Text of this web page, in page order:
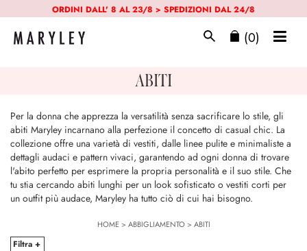
ORDINI DALL' 8 AL 23/8 > SPEDIZIONI DAL 24/8
(0)
ABITI
Per la donna che apprezza la versatilità senza sacrificare lo stile, gli
abiti Maryley incarnano alla perfezione il concetto di casual chic. La
collezione offre una varietà di vestiti, dalle linee pulite e minimaliste a
dettagli audaci e pattern vivaci, garantendo ad ogni donna di trovare
l'abito perfetto per esprimere la propria personalità e il suo stile. Che
tu stia cercando abiti lunghi per un look sofisticato o vestiti corti per
un outfit più audace, Maryley ha tutto ciò di cui hai bisogno.
HOME>ABBIGLIAMENTO>ABITI
Filtra +